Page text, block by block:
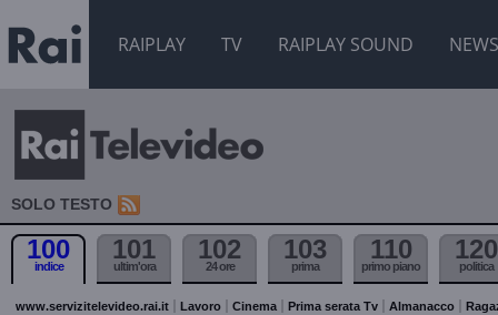
RAIPLAY TV RAIPLAY SOUND NEWS
SOLO TESTO
100
indice
101
ultim'ora
102
24 ore
103
prima
110
primo piano
120
politica
www.servizitelevideo.rai.it Lavoro Cinema Prima serata Tv Almanacco